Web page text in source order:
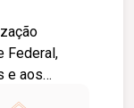
Federal,
e aos